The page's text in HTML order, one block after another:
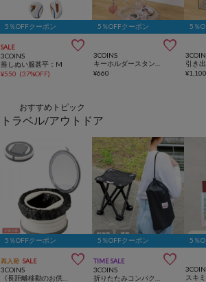
5％OFFクーポン
SALE 
3COINS
推しぬい服甚平：M
¥550 (37%OFF)
5％OFFクーポン

3COINS
¥660
5％
¥
おすすめトピック
トラベル/アウトドア
5％OFFクーポン
再入荷 SALE 
3COINS
5％OFFクーポン
TIME SALE 
3COINS
5％